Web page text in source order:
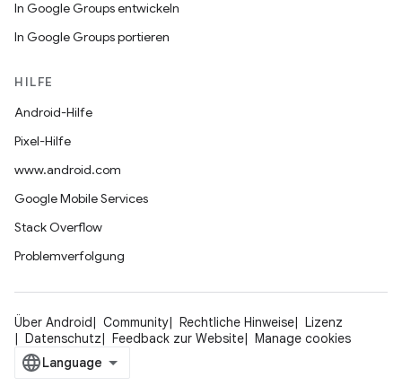
In Google Groups entwickeln
In Google Groups portieren
HILFE
Android-Hilfe
Pixel-Hilfe
www.android.com
Google Mobile Services
Stack Overflow
Problemverfolgung
Über Android Community Rechtliche Hinweise
Lizenz
Datenschutz
Feedback zur Website Manage cookies